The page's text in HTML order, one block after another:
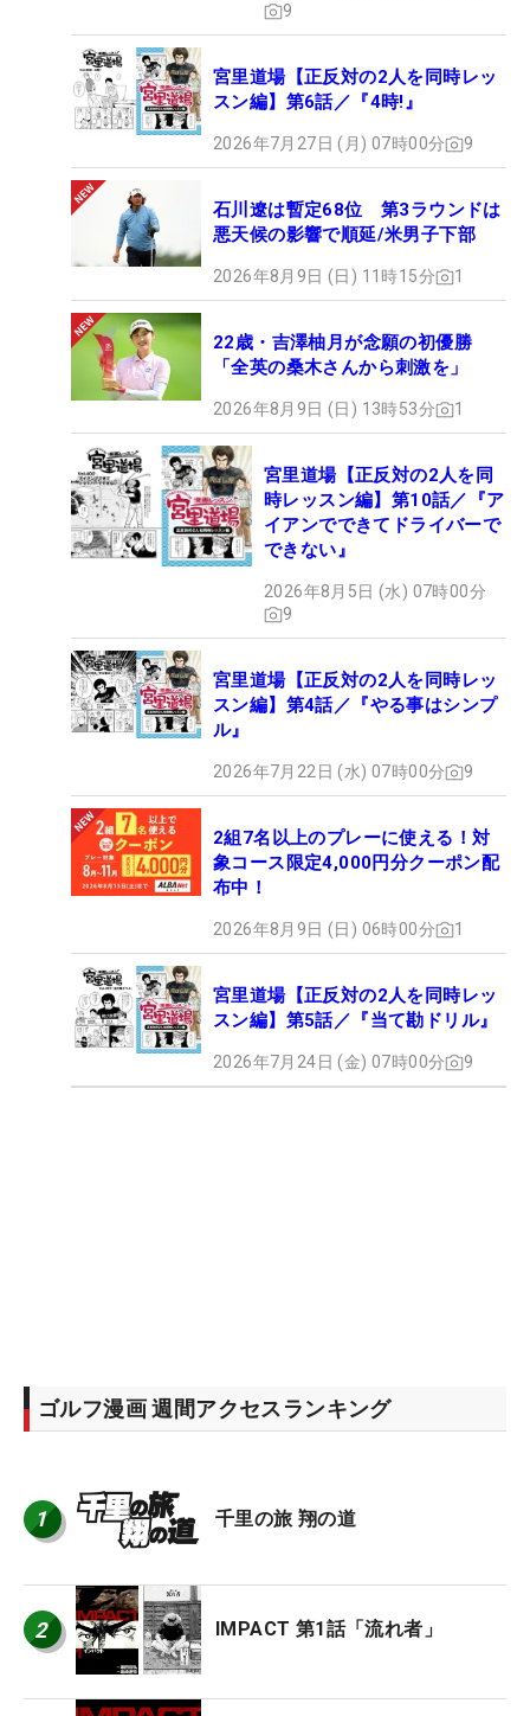
9
宮里道場【正反対の2人を同時レッ
スン編】第6話／『4時!』
2026年7月27日 (月) 07時00分 9
石川遼は暫定68位 第3ラウンドは
悪天候の影響で順延/米男子下部
2026年8月9日 (日) 11時15分 1
22歳・吉澤柚月が念願の初優勝
「全英の桑木さんから刺激を」
2026年8月9日 (日) 13時53分 1
宮里道場【正反対の2人を同
時レッスン編】第10話／『ア
イアンでできてドライバーで
できない』
2026年8月5日 (水) 07時00分
9
宮里道場【正反対の2人を同時レッ
スン編】第4話／『やる事はシンプ
ル』
2026年7月22日 (水) 07時00分 9
2組7名以上のプレーに使える！対
象コース限定4,000円分クーポン配
布中！
2026年8月9日 (日) 06時00分 1
宮里道場【正反対の2人を同時レッ
スン編】第5話／『当て勘ドリル』
2026年7月24日 (金) 07時00分 9
ゴルフ漫画 週間アクセスランキング
1 千里の旅 翔の道
2 IMPACT 第1話「流れ者」